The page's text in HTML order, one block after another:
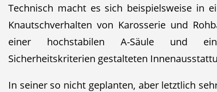
Technisch macht es sich beispielsweise in
Knautschverhalten von Karosserie und
einer hochstabilen A-Säule und
Sicherheitskriterien gestalteten
In seiner so nicht geplanten, aber letztlich